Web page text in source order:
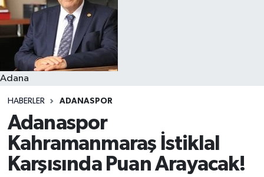
Adana
HABERLER ADANASPOR
Adanaspor
Kahramanmaraş İstiklal
Karşısında Puan Arayacak!
Resmi İlanlar